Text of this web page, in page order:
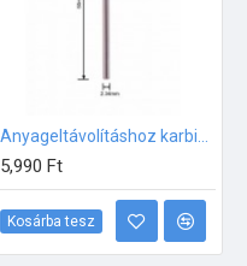
5,990 Ft
Kosárba tesz